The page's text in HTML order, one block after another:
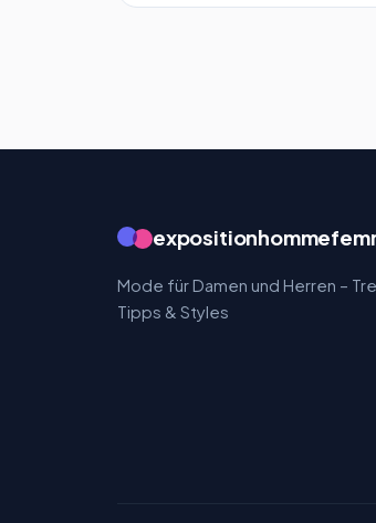
Mode für Damen und Herren –
Tipps & Styles